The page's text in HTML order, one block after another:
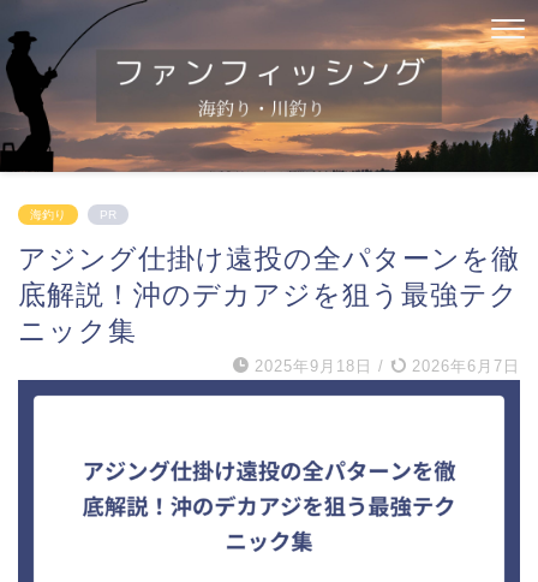
海釣り PR
アジング仕掛け遠投の全パターンを徹
底解説！沖のデカアジを狙う最強テク
ニック集
2025年9月18日 / 2026年6月7日